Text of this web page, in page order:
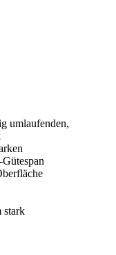
umlaufenden,
stark